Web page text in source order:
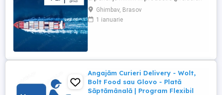
prin aschiere). Căutăm persoane serioase,
dornice să învețe și să muncească, se va
oferi instruire la locul de muncă. Program:
Ghimbav, Brasov
1 ianuarie
Angajăm Curieri Delivery - Wolt,
Bolt Food sau Glovo - Plată
Săptămânală | Program Flexibil